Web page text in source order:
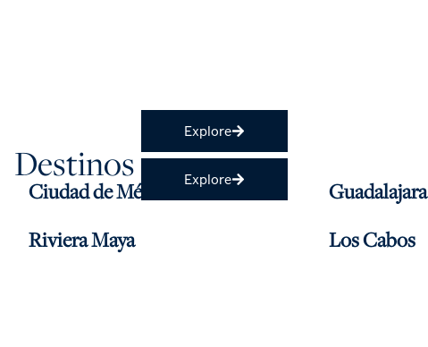
Destinos
Explore
Ciudad de México Guadalajara
Explore
Riviera Maya Los Cabos